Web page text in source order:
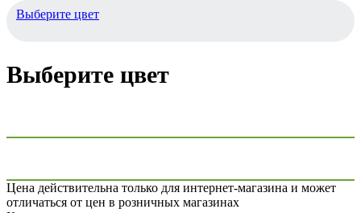
Выберите цвет
Выберите цвет
Цена действительна только для интернет-магазина и может
отличаться от цен в розничных магазинах